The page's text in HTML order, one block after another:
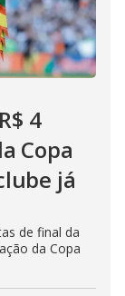
4
Copa
já
de final da
da Copa